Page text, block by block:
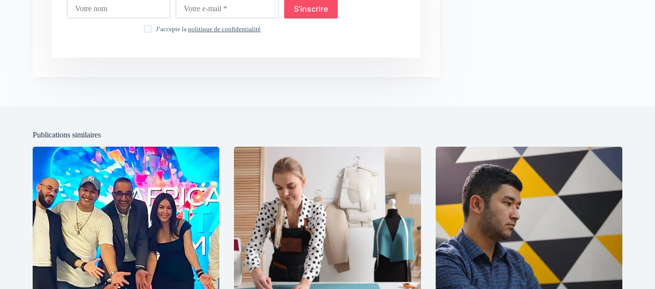
S’inscrire
J’accepte lapolitique de confidentialité
Publications similaires